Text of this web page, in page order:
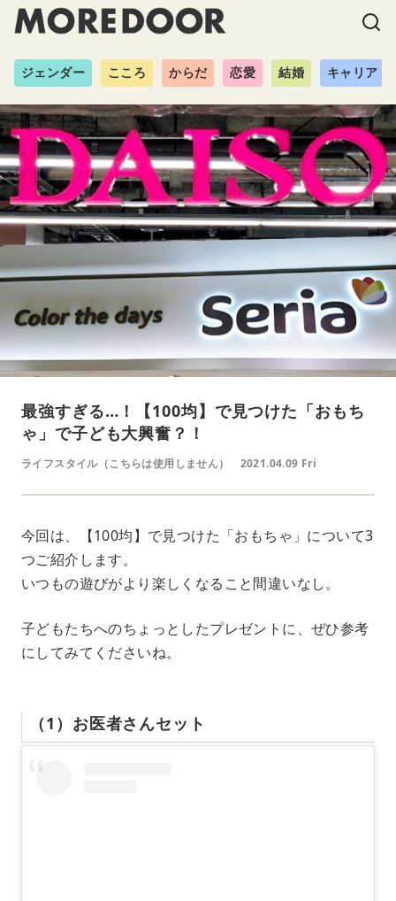
ジェンダー こころ からだ 恋愛 結婚 キャリア
最強すぎる…！【100均】で見つけた「おもち
ゃ」で子ども大興奮？！
ライフスタイル（こちらは使用しません） 2021.04.09 Fri
今回は、【100均】で見つけた「おもちゃ」について3
つご紹介します。
いつもの遊びがより楽しくなること間違いなし。
子どもたちへのちょっとしたプレゼントに、ぜひ参考
にしてみてくださいね。
（1）お医者さんセット